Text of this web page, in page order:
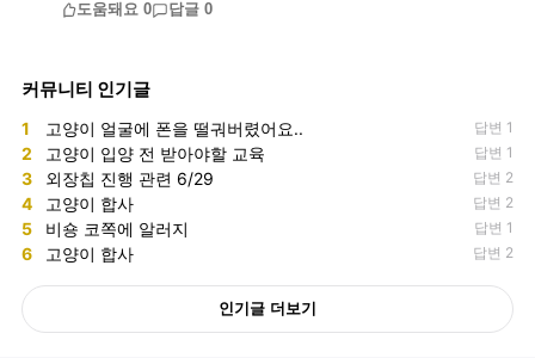
도움돼요 0 답글 0
커뮤니티 인기글
1 고양이 얼굴에 폰을 떨궈버렸어요.. 답변 1
2 고양이 입양 전 받아야할 교육 답변 1
3 외장칩 진행 관련 6/29 답변 2
4 고양이 합사 답변 2
5 비숑 코쪽에 알러지 답변 1
6 고양이 합사 답변 2
인기글 더보기